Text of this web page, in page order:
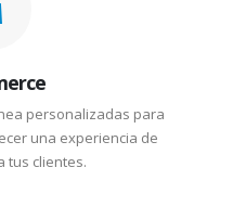
personalizadas para
una experiencia de
tus clientes.